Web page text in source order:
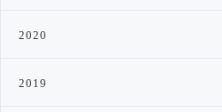
2020
2019